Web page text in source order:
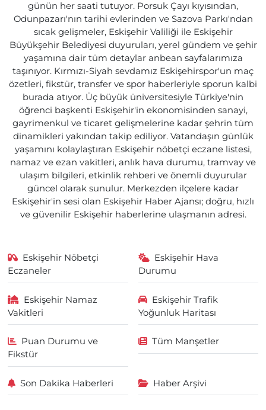
günün her saati tutuyor. Porsuk Çayı kıyısından,
Odunpazarı'nın tarihi evlerinden ve Sazova Parkı'ndan
sıcak gelişmeler, Eskişehir Valiliği ile Eskişehir
Büyükşehir Belediyesi duyuruları, yerel gündem ve şehir
yaşamına dair tüm detaylar anbean sayfalarımıza
taşınıyor. Kırmızı-Siyah sevdamız Eskişehirspor'un maç
özetleri, fikstür, transfer ve spor haberleriyle sporun kalbi
burada atıyor. Üç büyük üniversitesiyle Türkiye'nin
öğrenci başkenti Eskişehir'in ekonomisinden sanayi,
gayrimenkul ve ticaret gelişmelerine kadar şehrin tüm
dinamikleri yakından takip ediliyor. Vatandaşın günlük
yaşamını kolaylaştıran Eskişehir nöbetçi eczane listesi,
namaz ve ezan vakitleri, anlık hava durumu, tramvay ve
ulaşım bilgileri, etkinlik rehberi ve önemli duyurular
güncel olarak sunulur. Merkezden ilçelere kadar
Eskişehir'in sesi olan Eskişehir Haber Ajansı; doğru, hızlı
ve güvenilir Eskişehir haberlerine ulaşmanın adresi.
Eskişehir Nöbetçi
Eczaneler
Eskişehir Hava
Durumu
Eskişehir Namaz
Vakitleri
Eskişehir Trafik
Yoğunluk Haritası
Puan Durumu ve
Fikstür
Tüm Manşetler
Son Dakika Haberleri Haber Arşivi